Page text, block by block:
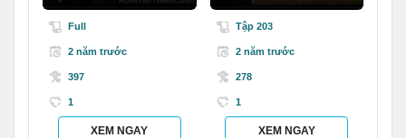
nhânFull
2 năm trước
397
1
XEM NGAY
Tập 203
2 năm trước
278
1
XEM NGAY